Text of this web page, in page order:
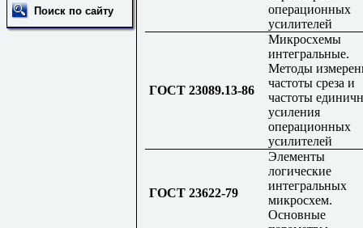
Поиск по сайту
операционных
усилителей
ГОСТ 23089.13-86
Микросхемы
интегральные.
Методы
частоты среза и
частоты
усиления
операционных
усилителей
ГОСТ 23622-79
Элементы
логические
интегральных
микросхем.
Основные